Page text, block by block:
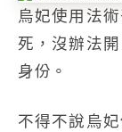
烏妃使用法
死，沒辦法
身份。
不得不說烏